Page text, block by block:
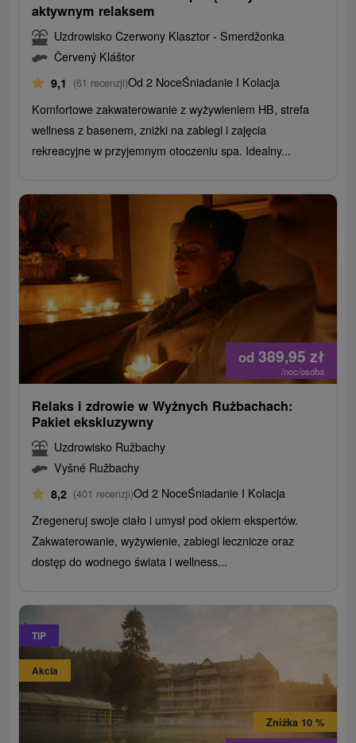
aktywnym relaksem
Uzdrowisko Czerwony Klasztor - Smerdžonka
Červený Kláštor
9,1 (61 recenzji)Od 2 NoceŚniadanie I Kolacja
Komfortowe zakwaterowanie z wyżywieniem HB, strefa
wellness z basenem, zniżki na zabiegi i zajęcia
rekreacyjne w przyjemnym otoczeniu spa. Idealny...
od 389,95 zł
/noc/osoba
Relaks i zdrowie w Wyżnych Rużbachach:
Pakiet ekskluzywny
Uzdrowisko Ružbachy
Vyšné Ružbachy
8,2 (401 recenzji)Od 2 NoceŚniadanie I Kolacja
Zregeneruj swoje ciało i umysł pod okiem ekspertów.
Zakwaterowanie, wyżywienie, zabiegi lecznicze oraz
dostęp do wodnego świata i wellness...
TIP
Akcia
Zniżka 10 %